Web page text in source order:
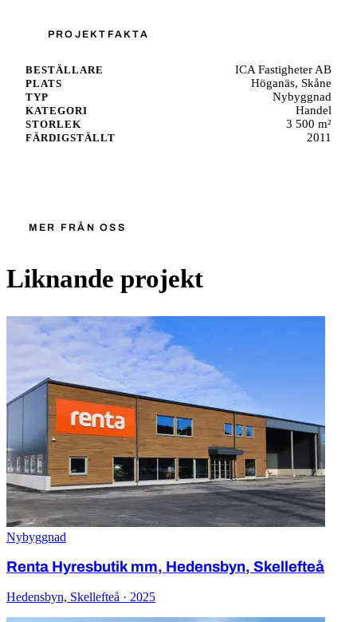
PROJEKTFAKTA
BESTÄLLARE ICA Fastigheter AB
PLATS Höganäs, Skåne
TYP Nybyggnad
KATEGORI Handel
STORLEK 3 500 m²
FÄRDIGSTÄLLT 2011
MER FRÅN OSS
Liknande projekt
Nybyggnad
Renta Hyresbutik mm, Hedensbyn, Skellefteå
Hedensbyn, Skellefteå · 2025